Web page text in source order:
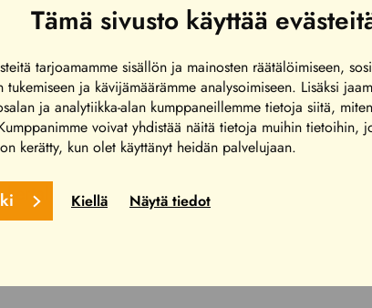
Tämä sivusto käyttää
tarjoamamme sisällön ja mainosten räätälöimiseen,
tukemiseen ja kävijämäärämme analysoimiseen. Lisäksi
ja analytiikka-alan kumppaneillemme tietoja siitä,
voivat yhdistää näitä tietoja muihin tietoihin,
kerätty, kun olet käyttänyt heidän palvelujaan.
Kiellä Näytä tiedot
laite!
pääsee Kroko-tunnuksella
lapsen seurassa veloituksetta, kun
Osassa pienten lasten
painorajoituksia, jotka saattavat estää